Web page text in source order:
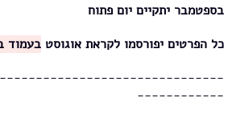
בספטמבר יתקיים יום פתוח
כל הפרטים יפורסמו לקראת אוגוסט בעמוד
------------